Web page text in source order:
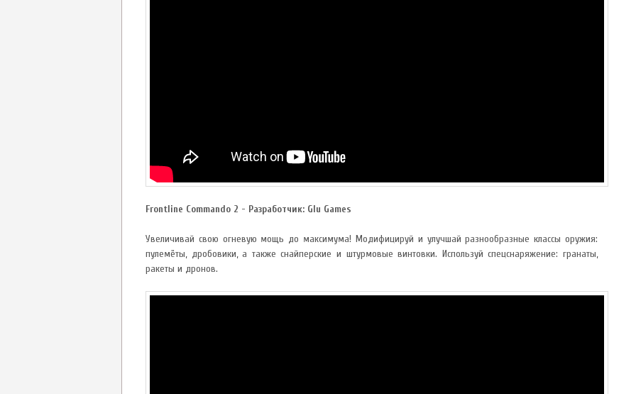
Frontline Commando 2 - Разработчик: Glu Games
Увеличивай свою огневую мощь до максимума! Модифицируй и улучшай разнообразные классы оружия:
пулемёты, дробовики, а также снайперские и штурмовые винтовки. Используй спецснаряжение: гранаты,
ракеты и дронов.